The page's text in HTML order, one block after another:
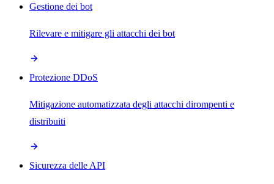
Gestione dei bot
Rilevare e mitigare gli attacchi dei bot
Protezione DDoS
Mitigazione automatizzata degli attacchi dirompenti e
distribuiti
Sicurezza delle API